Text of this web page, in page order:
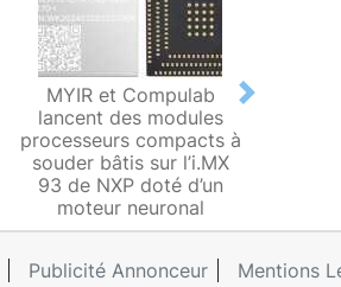
MYIR et Compulab
lancent des modules
processeurs compacts à
souder bâtis sur l’i.MX
93 de NXP doté d’un
moteur neuronal
Next
Publicité Annonceur Mentions